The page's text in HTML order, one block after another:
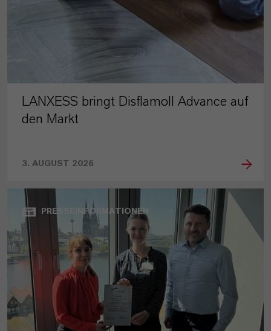
LANXESS bringt Disflamoll Advance auf
den Markt
3. AUGUST 2026
PRESSEINFORMATIONEN